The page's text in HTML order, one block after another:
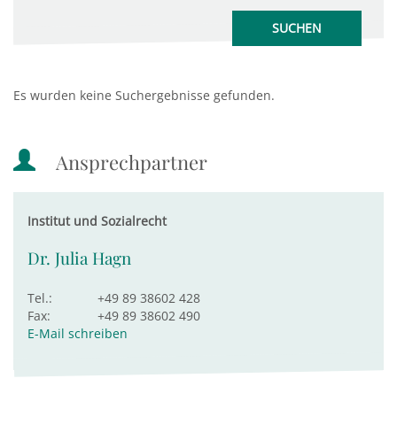
Es wurden keine Suchergebnisse gefunden.
Ansprechpartner
Institut und Sozialrecht
Dr. Julia Hagn
Tel.:
+49 89 38602 428
Fax:
+49 89 38602 490
E-Mail schreiben